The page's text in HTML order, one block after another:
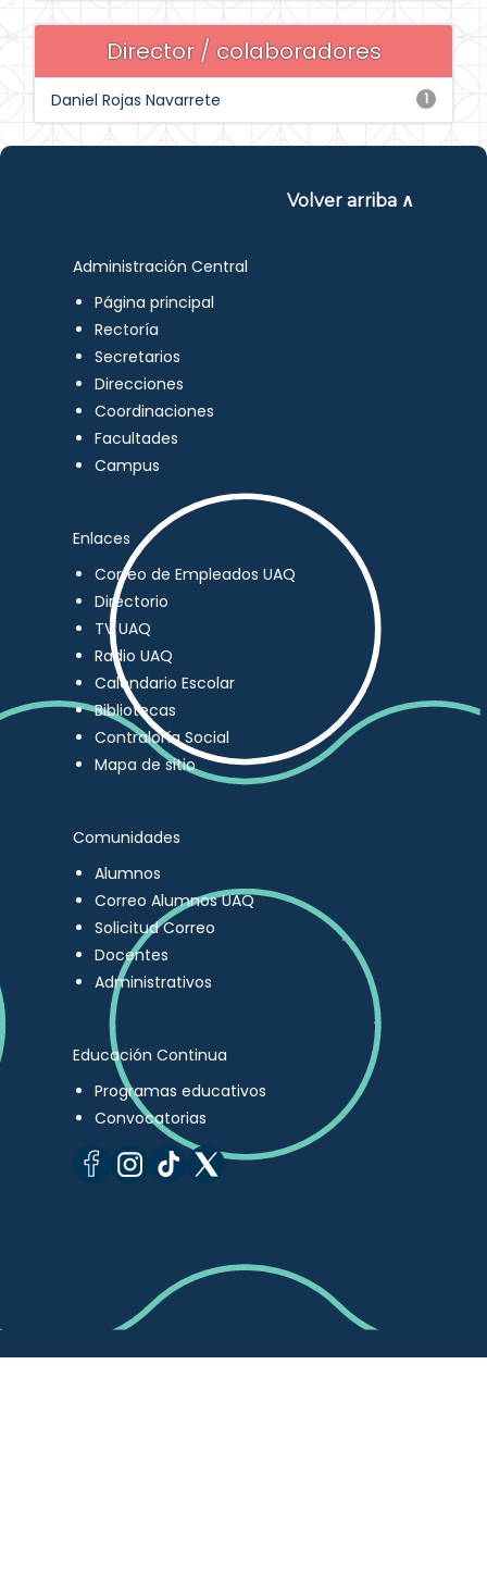
Director / colaboradores
1
Daniel Rojas Navarrete
Volver arriba ∧
Administración Central
Página principal
Rectoría
Secretarios
Direcciones
Coordinaciones
Facultades
Campus
Enlaces
Correo de Empleados UAQ
Directorio
TV UAQ
Radio UAQ
Calendario Escolar
Bibliotecas
Contraloría Social
Mapa de sitio
Comunidades
Alumnos
Correo Alumnos UAQ
Solicitud Correo
Docentes
Administrativos
Educación Continua
Programas educativos
Convocatorias